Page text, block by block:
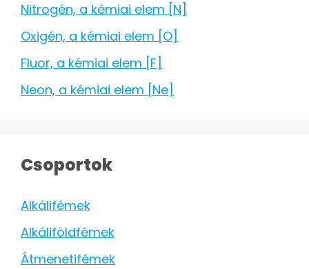
Nitrogén, a kémiai elem [N]
Oxigén, a kémiai elem [O]
Fluor, a kémiai elem [F]
Neon, a kémiai elem [Ne]
Csoportok
Alkálifémek
Alkáliföldfémek
Átmenetifémek